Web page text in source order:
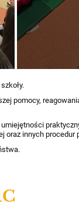
pomocy,
innych procedur